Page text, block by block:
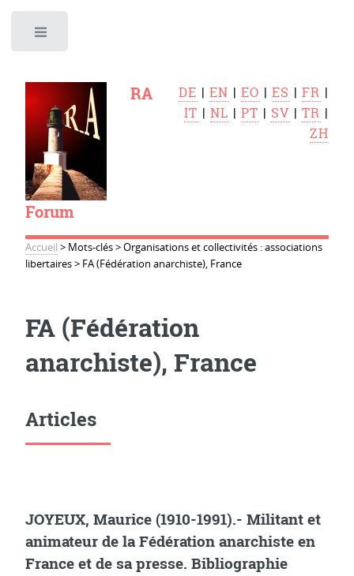
RA
Forum
DE |EN |EO |ES |FR |
IT |NL |PT | SV |TR |
ZH
Accueil > Mots-clés>Organisations et collectivités : associations
libertaires> FA (Fédération anarchiste), France
FA (Fédération
anarchiste), France
Articles
JOYEUX, Maurice (1910-1991).- Militant et
animateur de la Fédération anarchiste en
France et de sa presse. Bibliographie